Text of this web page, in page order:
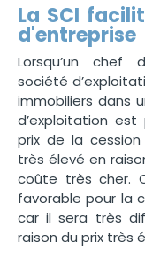
La SCI
d'entreprise
Lorsqu’un chef
société
immobiliers dans
d’exploitation
prix de la
très élevé en
coûte très cher.
favorable pour la
car il sera très
raison du prix très